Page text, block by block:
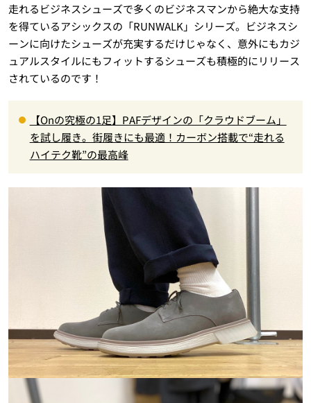
走れるビジネスシューズで多くのビジネスマンから絶大な支持
を得ているアシックスの「RUNWALK」シリーズ。ビジネスシ
ーンに向けたシューズが充実するだけじゃなく、意外にもカジ
ュアルスタイルにもフィットするシューズも積極的にリリース
されているのです！
【Onの究極の1足】PAFデザインの「クラウドブーム」
を試し履き。街履きにも最適！カーボン搭載で“走れる
ハイテク靴”の最高峰